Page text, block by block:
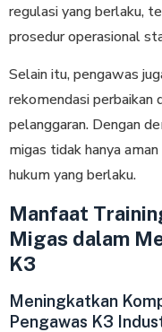
regulasi yang berlaku,
prosedur operasional
Selain itu, pengawas
rekomendasi perbaikan
pelanggaran. Dengan
migas tidak hanya
hukum yang berlaku.
Manfaat
Migas dalam
K3
Meningkatkan
Pengawas K3